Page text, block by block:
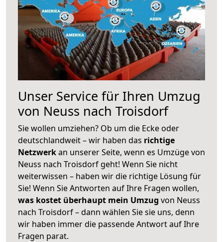
Unser Service für Ihren Umzug
von Neuss nach Troisdorf
Sie wollen umziehen? Ob um die Ecke oder
deutschlandweit – wir haben das richtige
Netzwerkan unserer Seite, wenn es Umzüge von
Neuss nach Troisdorf geht! Wenn Sie nicht
weiterwissen – haben wir die richtige Lösung für
Sie! Wenn Sie Antworten auf Ihre Fragen wollen,
was kostet überhaupt mein Umzug von Neuss
nach Troisdorf – dann wählen Sie sie uns, denn
wir haben immer die passende Antwort auf Ihre
Fragen parat.